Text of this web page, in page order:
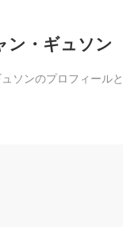
ン・ギュソ
ソンのプロフィール